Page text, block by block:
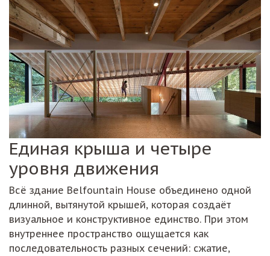
Единая крыша и четыре
уровня движения
Всё здание Belfountain House объединено одной
длинной, вытянутой крышей, которая создаёт
визуальное и конструктивное единство. При этом
внутреннее пространство ощущается как
последовательность разных сечений: сжатие,